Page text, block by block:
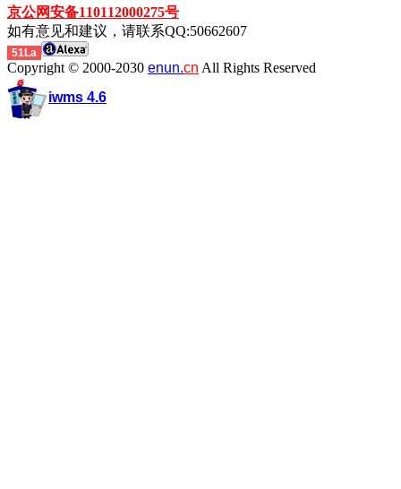
京公网安备110112000275号
如有意见和建议，请联系QQ:50662607
51La
Copyright © 2000-2030 enun.cn All Rights Reserved
iwms 4.6